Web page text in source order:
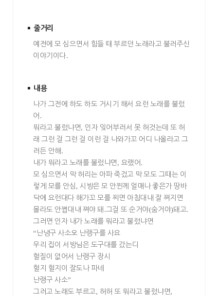
줄거리
예전에 모 심으면서 힘들 때 부르던 노래라고 불러주신
이야기이다.
내용
나가 그전에 하도 하도 거시기 해서 요런 노래를 불렀
어 .
뭐라고 불렀냐면, 인자 잊어부러서 못 허것는데 또 허
래 그런 걸 그런 걸 이런 걸 나와가꼬 어디 나올라고 그
러든 안해 .
내가 뭐라고 노래를 불렀냐면 , 요랬어 .
모 심으면서 막 허리는 아파 죽겄고 막 모도 그때는 이
렇게 모를 안심 ,시방은 모 안찐께 얼매나 좋은가 땅바
닥에 요런대다 해가꼬 모를 찌면 아침대내 잘 쪄지면
몰라도 안쪕대내 쪄야 돼 . 그걸 또 순거야(숨거야)돼고 .
그러면 인자 내가 노래를 뭐라고 불렀냐면
“ 난냉구 사소오 난랭구를 사요
우리 집이 서방님은 도구대를 갔는디
헐질이 없어서 난랭구 장시
헐지 헐지이 잘도나 파네
난랭구 사소”
그러고 노래도 부르고 , 허허 또 뭐라고 불렀냐면,